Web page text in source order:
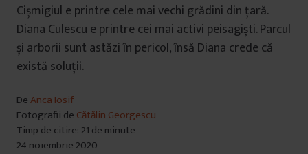
Cișmigiul e printre cele mai vechi grădini din țară.
Diana Culescu e printre cei mai activi peisagiști. Parcul
și arborii sunt astăzi în pericol, însă Diana crede că
există soluții.
DeAnca Iosif
Fotografii de Cătălin Georgescu
Timp de citire: 21 de minute
24 noiembrie 2020